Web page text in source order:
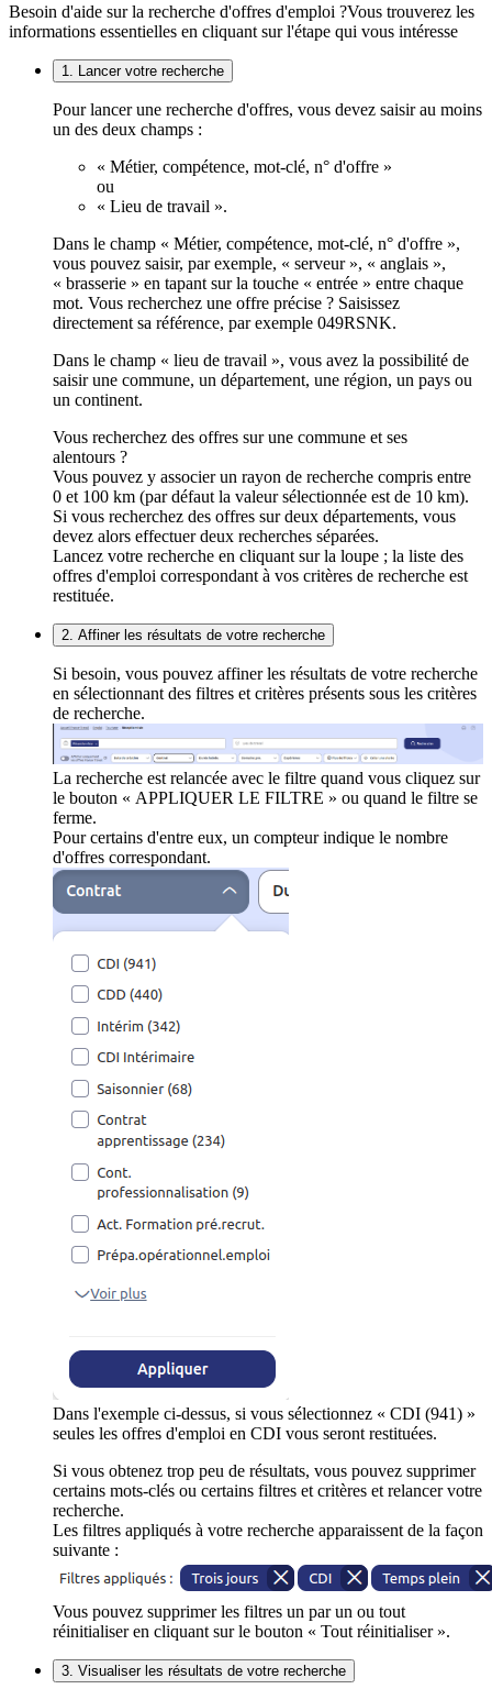
Besoin d'aide sur la recherche d'offres d'emploi ?Vous trouverez les
informations essentielles en cliquant sur l'étape qui vous intéresse
1. Lancer votre recherche
Pour lancer une recherche d'offres, vous devez saisir au moins
un des deux champs :
« Métier, compétence, mot-clé, n° d'offre »
ou
« Lieu de travail ».
Dans le champ « Métier, compétence, mot-clé, n° d'offre »,
vous pouvez saisir, par exemple, « serveur », « anglais »,
« brasserie » en tapant sur la touche « entrée » entre chaque
mot. Vous recherchez une offre précise ? Saisissez
directement sa référence, par exemple 049RSNK.
Dans le champ « lieu de travail », vous avez la possibilité de
saisir une commune, un département, une région, un pays ou
un continent.
Vous recherchez des offres sur une commune et ses
alentours ?
Vous pouvez y associer un rayon de recherche compris entre
0 et 100 km (par défaut la valeur sélectionnée est de 10 km).
Si vous recherchez des offres sur deux départements, vous
devez alors effectuer deux recherches séparées.
Lancez votre recherche en cliquant sur la loupe ; la liste des
offres d'emploi correspondant à vos critères de recherche est
restituée.
2. Affiner les résultats de votre recherche
Si besoin, vous pouvez affiner les résultats de votre recherche
en sélectionnant des filtres et critères présents sous les critères
de recherche.
La recherche est relancée avec le filtre quand vous cliquez sur
le bouton « APPLIQUER LE FILTRE » ou quand le filtre se
ferme.
Pour certains d'entre eux, un compteur indique le nombre
d'offres correspondant.
Dans l'exemple ci-dessus, si vous sélectionnez « CDI (941) »
seules les offres d'emploi en CDI vous seront restituées.
Si vous obtenez trop peu de résultats, vous pouvez supprimer
certains mots-clés ou certains filtres et critères et relancer votre
recherche.
Les filtres appliqués à votre recherche apparaissent de la façon
suivante :
Vous pouvez supprimer les filtres un par un ou tout
réinitialiser en cliquant sur le bouton « Tout réinitialiser ».
3. Visualiser les résultats de votre recherche